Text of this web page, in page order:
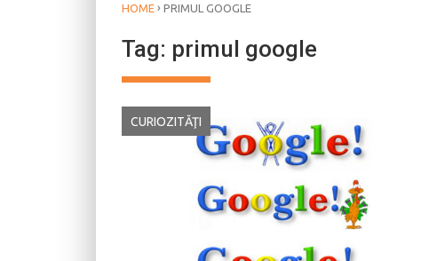
HOME › PRIMUL GOOGLE
Tag: primul google
CURIOZITĂŢI